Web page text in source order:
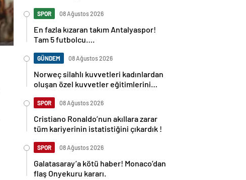
SPOR 08 Ağustos 2026
En fazla kızaran takım Antalyaspor!
Tam 5 futbolcu….
GÜNDEM 08 Ağustos 2026
Norweç silahlı kuvvetleri kadınlardan
oluşan özel kuvvetler eğitimlerini
SPOR 08 Ağustos 2026
Cristiano Ronaldo’nun akıllara zarar
tüm kariyerinin istatistiğini çıkardık !
SPOR 08 Ağustos 2026
Galatasaray’a kötü haber! Monaco’dan
flaş Onyekuru kararı.